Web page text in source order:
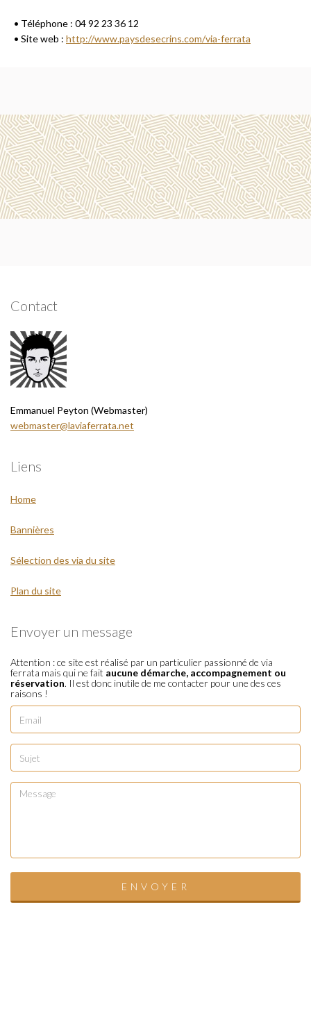
• Téléphone : 04 92 23 36 12
• Site web : http://www.paysdesecrins.com/via-ferrata
Contact
Emmanuel Peyton (Webmaster)
webmaster@laviaferrata.net
Liens
Home
Bannières
Sélection des via du site
Plan du site
Envoyer un message
Attention : ce site est réalisé par un particulier passionné de via
ferrata mais qui ne fait aucune démarche, accompagnement ou
réservation. Il est donc inutile de me contacter pour une des ces
raisons !